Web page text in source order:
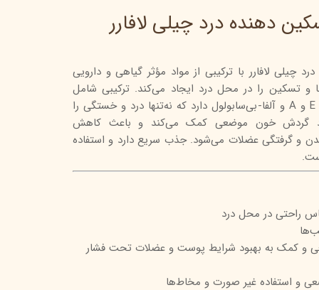
اسکین
کاربری
دهنده درد چیلی لافارر
چیلی لافارر با ترکیبی از مواد مؤثر گیاهی و دارویی
را در محل درد ایجاد می‌کند. ترکیبی شامل
کاپسایسین، کافور، ویتامین‌های E و A و آلفا-بی‌سابولول دارد که نه‌تنها درد و خستگی را
گردش خون موضعی کمک می‌کند و باعث کاهش
و گرفتگی عضلات می‌شود. جذب سریع دارد و استفاده
راحتی در محل درد
کمک به بهبود شرایط پوست و عضلات تحت فشار
و استفاده غیر صورت و مخاط‌ها